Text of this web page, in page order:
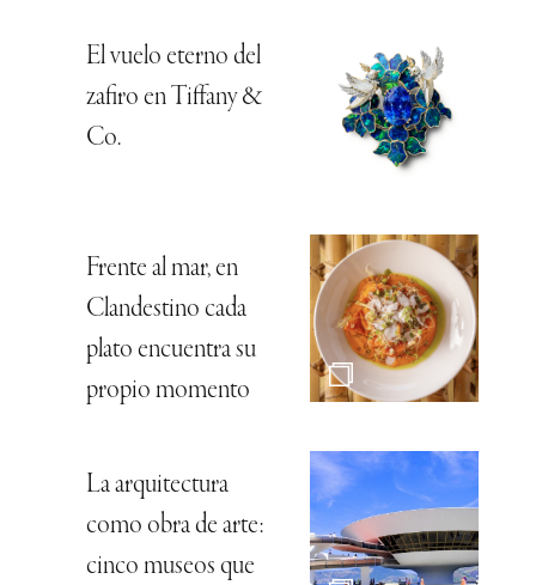
El vuelo eterno del
zafiro en Tiffany &
Co.
Frente al mar, en
Clandestino cada
plato encuentra su
propio momento
La arquitectura
como obra de arte:
cinco museos que